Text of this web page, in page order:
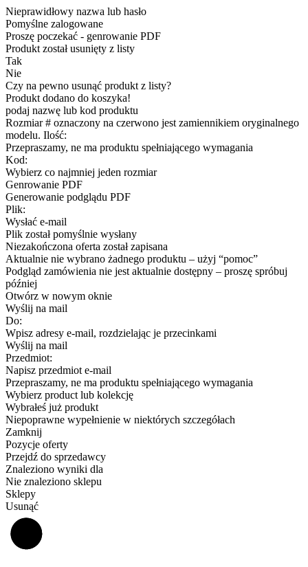
Nieprawidłowy nazwa lub hasło
Pomyślne zalogowane
Proszę poczekać - genrowanie PDF
Produkt został usunięty z listy
Tak
Nie
Czy na pewno usunąć produkt z listy?
Produkt dodano do koszyka!
podaj nazwę lub kod produktu
Rozmiar # oznaczony na czerwono jest zamiennikiem oryginalnego
modelu. Ilość:
Przepraszamy, ne ma produktu spełniającego wymagania
Kod:
Wybierz co najmniej jeden rozmiar
Genrowanie PDF
Generowanie podglądu PDF
Plik:
Wysłać e-mail
Plik został pomyślnie wysłany
Niezakończona oferta został zapisana
Aktualnie nie wybrano żadnego produktu – użyj “pomoc”
Podgląd zamówienia nie jest aktualnie dostępny – proszę spróbuj
później
Otwórz w nowym oknie
Wyślij na mail
Do:
Wpisz adresy e-mail, rozdzielając je przecinkami
Wyślij na mail
Przedmiot:
Napisz przedmiot e-mail
Przepraszamy, ne ma produktu spełniającego wymagania
Wybierz product lub kolekcję
Wybrałeś już produkt
Niepoprawne wypełnienie w niektórych szczegółach
Zamknij
Pozycje oferty
Przejdź do sprzedawcy
Znaleziono wyniki dla
Nie znaleziono sklepu
Sklepy
Usunąć